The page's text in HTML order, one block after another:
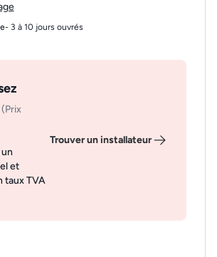
- 3 à 10 jours ouvrés
(Prix
et
taux TVA
Trouver un installateur